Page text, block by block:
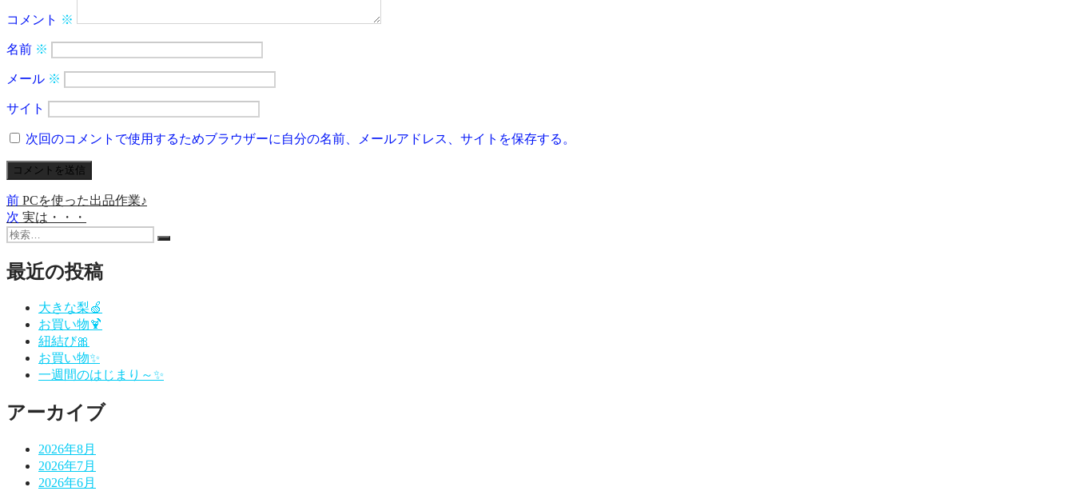
コメント ※
名前 ※
メール ※
サイト
次回のコメントで使用するためブラウザーに自分の名前、メールアドレス、サイトを保存する。
投
稿
ビ
ン
前 前
の
投
PCを使った出品作業♪
次 次
の
稿:
実は・・・
検
検
最近の投稿
大きな梨🍏
お買い物🍹
紐結び🎀
お買い物✨
一週間のはじまり～✨
アーカイブ
2026年8月
2026年7月
2026年6月